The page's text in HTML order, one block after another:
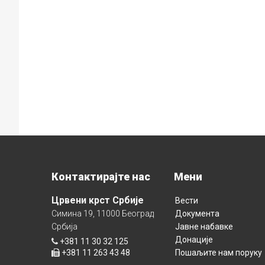
Контактирајте нас
Црвени крст Србије
Симина 19, 11000 Београд
Србија
+381 11 30 32 125
+381 11 263 43 48
Мени
Вести
Документа
Јавне набавке
Донације
Пошаљите нам поруку